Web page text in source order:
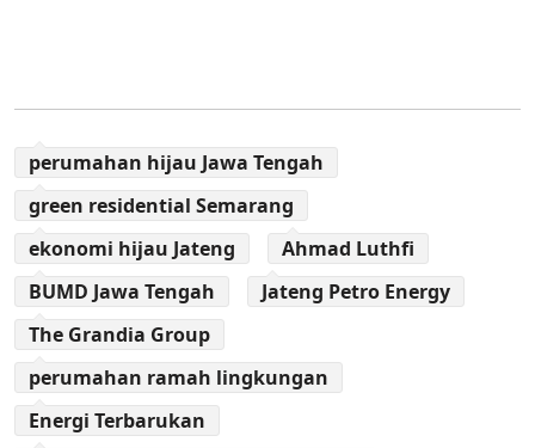
perumahan hijau Jawa Tengah
green residential Semarang
ekonomi hijau Jateng
Ahmad Luthfi
BUMD Jawa Tengah
Jateng Petro Energy
The Grandia Group
perumahan ramah lingkungan
Energi Terbarukan